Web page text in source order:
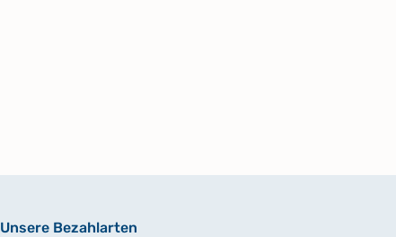
Unsere Bezahlarten